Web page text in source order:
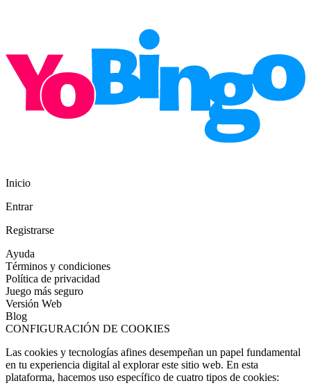
Inicio
Entrar
Registrarse
Ayuda
Términos y condiciones
Política de privacidad
Juego más seguro
Versión Web
Blog
CONFIGURACIÓN DE COOKIES
Las cookies y tecnologías afines desempeñan un papel fundamental
en tu experiencia digital al explorar este sitio web. En esta
plataforma, hacemos uso específico de cuatro tipos de cookies: